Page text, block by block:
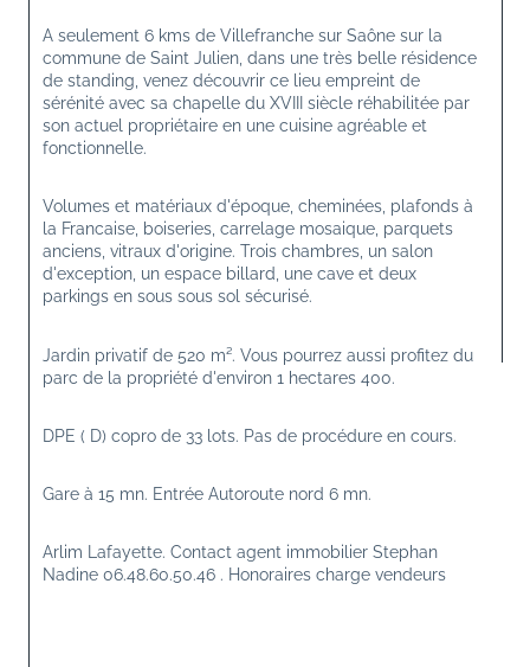
A seulement 6 kms de Villefranche sur Saône sur la
commune de Saint Julien, dans une très belle résidence
de standing, venez découvrir ce lieu empreint de
sérénité avec sa chapelle du XVIII siècle réhabilitée par
son actuel propriétaire en une cuisine agréable et
fonctionnelle.
Volumes et matériaux d'époque, cheminées, plafonds à
la Francaise, boiseries, carrelage mosaique, parquets
anciens, vitraux d'origine. Trois chambres, un salon
d'exception, un espace billard, une cave et deux
parkings en sous sous sol sécurisé.
Jardin privatif de 520 m². Vous pourrez aussi profitez du
parc de la propriété d'environ 1 hectares 400.
DPE ( D) copro de 33 lots. Pas de procédure en cours.
Gare à 15 mn. Entrée Autoroute nord 6 mn.
Arlim Lafayette. Contact agent immobilier Stephan
Nadine 06.48.60.50.46 . Honoraires charge vendeurs